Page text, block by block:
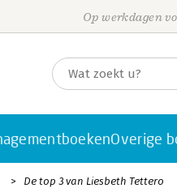
Op werkdagen
Overige
De top 3 van Liesbeth Tettero